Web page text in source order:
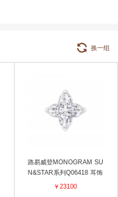
换一组
路易威登MONOGRAM SU
N&STAR系列Q06418 耳饰
￥23100